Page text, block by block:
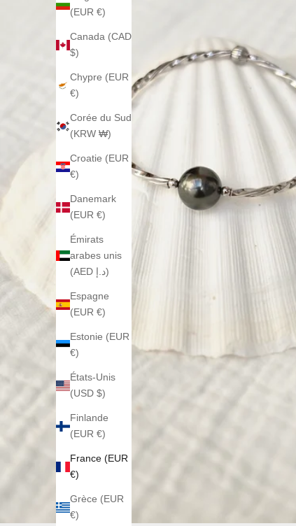
(EUR €)
Canada (CAD
$)
Chypre (EUR
€)
Corée du Sud
(KRW ₩)
Croatie (EUR
€)
Danemark
(EUR €)
Émirats
arabes unis
(AED د.إ)
Espagne
(EUR €)
Estonie (EUR
€)
États-Unis
(USD $)
Finlande
(EUR €)
France (EUR
€)
Grèce (EUR
€)